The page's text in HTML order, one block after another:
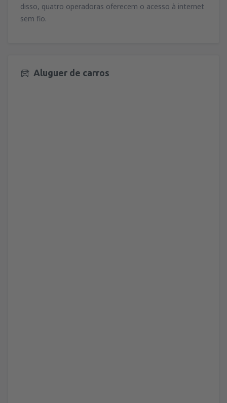
disso, quatro operadoras oferecem o acesso à internet
sem fio.
Aluguer de carros